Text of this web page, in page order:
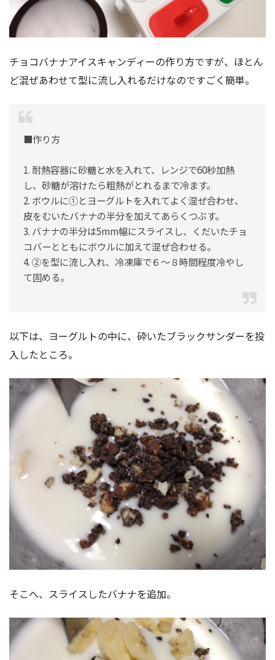
チョコバナナアイスキャンディーの作り方ですが、ほとん
ど混ぜあわせて型に流し入れるだけなのですごく簡単。
■作り方
1. 耐熱容器に砂糖と水を入れて、レンジで60秒加熱
し、砂糖が溶けたら粗熱がとれるまで冷ます。
2. ボウルに①とヨーグルトを入れてよく混ぜ合わせ、
皮をむいたバナナの半分を加えてあらくつぶす。
3. バナナの半分は5mm幅にスライスし、くだいたチョ
コバーとともにボウルに加えて混ぜ合わせる。
4. ②を型に流し入れ、冷凍庫で６〜８時間程度冷やし
て固める。
以下は、ヨーグルトの中に、砕いたブラックサンダーを投
入したところ。
そこへ、スライスしたバナナを追加。